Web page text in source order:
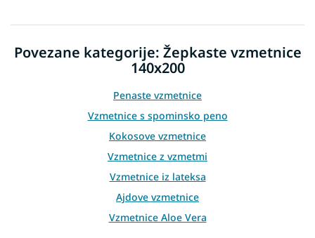
t
n
g
o
n
t
r
l
s
Povezane kategorije: Žepkaste vzmetnice
140x200
Penaste vzmetnice
Vzmetnice s spominsko peno
Kokosove vzmetnice
Vzmetnice z vzmetmi
Vzmetnice iz lateksa
Ajdove vzmetnice
Vzmetnice Aloe Vera